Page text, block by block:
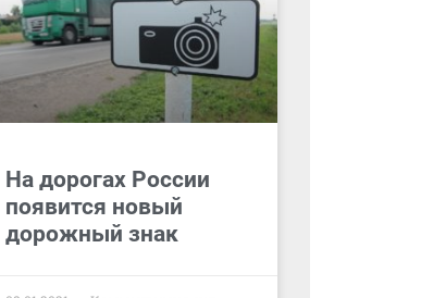
На дорогах России
появится новый
дорожный знак